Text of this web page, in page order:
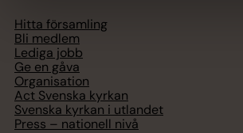
Hitta församling
Bli medlem
Lediga jobb
Ge en gåva
Organisation
Act Svenska kyrkan
Svenska kyrkan i utlandet
Press – nationell nivå